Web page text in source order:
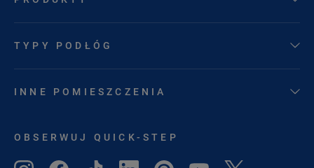
TYPY PODŁÓG
INNE POMIESZCZENIA
OBSERWUJ QUICK-STEP